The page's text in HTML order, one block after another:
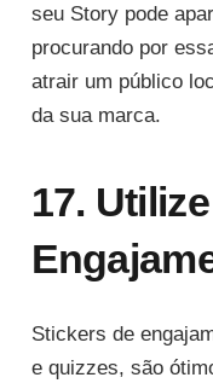
seu Story pode
procurando por
atrair um público
da sua marca.
17.
Stickers de
e quizzes, são